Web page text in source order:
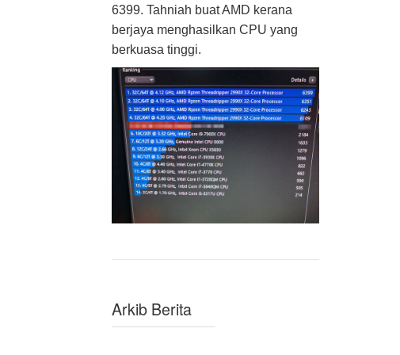
6399. Tahniah buat AMD kerana
berjaya menghasilkan CPU yang
berkuasa tinggi.
Arkib Berita